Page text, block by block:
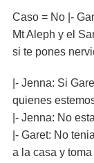
Caso = No |-
Mt Aleph y el
si te pones
|- Jenna: Si
quienes
|- Jenna: No
|- Garet: No
a la casa y